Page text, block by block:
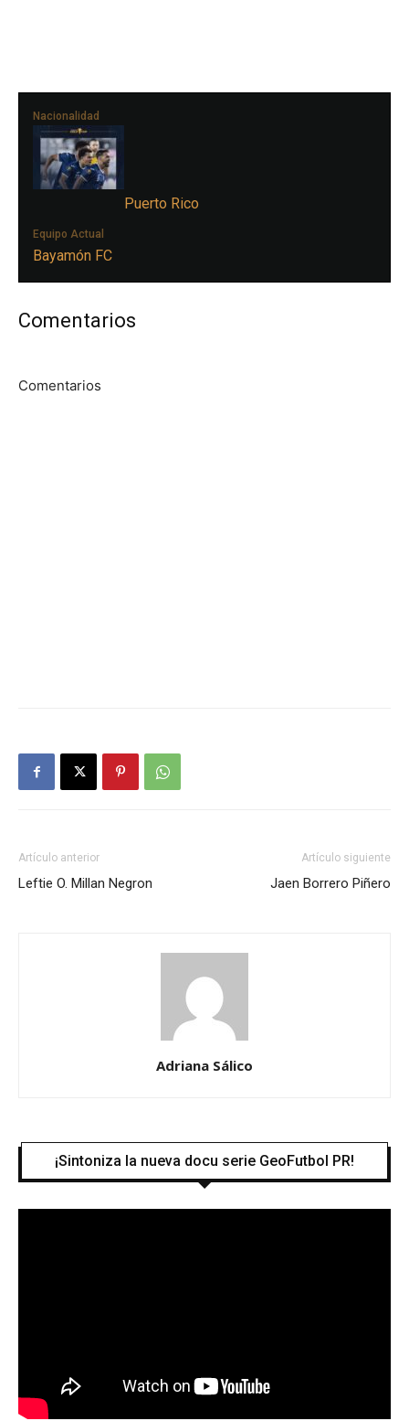
Nacionalidad
Puerto Rico
Equipo Actual
Bayamón FC
Comentarios
Comentarios
Artículo anterior
Leftie O. Millan Negron
Artículo siguiente
Jaen Borrero Piñero
Adriana Sálico
¡Sintoniza la nueva docu serie GeoFutbol PR!